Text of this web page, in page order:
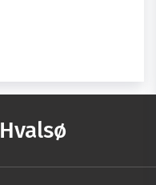
Hvalsø